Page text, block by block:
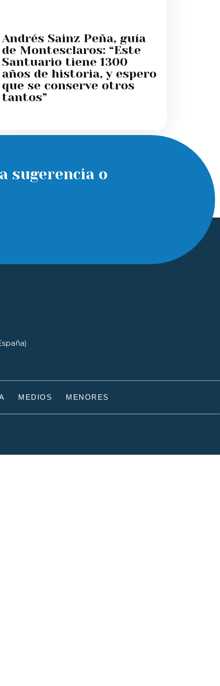
Andrés Sainz Peña, guía
de Montesclaros: “Este
Santuario tiene 1300
años de historia, y espero
que se conserve otros
tantos”
sugerencia o
MEDIOS MENORES